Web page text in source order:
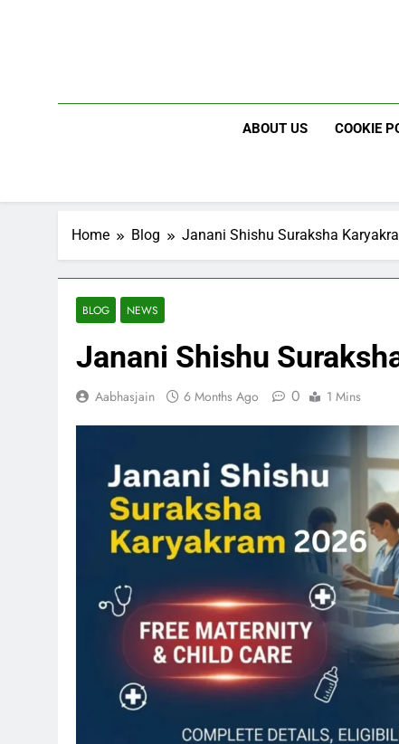
ABOUT US COOKIE
Home Blog Janani Shishu Suraksha
BLOG NEWS
Janani Shishu
Aabhasjain 6 Months Ago 0 1 Mins